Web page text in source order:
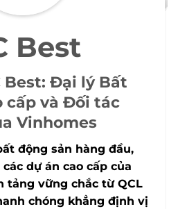
Best
Best: Đại lý Bất
cấp và Đối tác
Vinhomes
động sản hàng đầu,
dự án cao cấp của
tảng vững chắc từ QCL
chóng khẳng định vị